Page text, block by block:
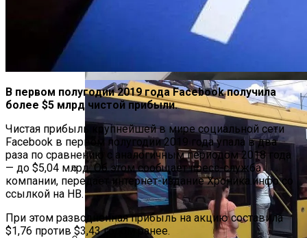
На Какую Зарплату Могут
Рассчитывать Украинцы За Рубежом:
Советы Для Беженцев
SkyUp Запустит Новые Рейсы По
В первом полугодии 2019 года Facebook получила
более $5 млрд чистой прибыли.
Чистая прибыль крупнейшей в мире социальной сети
Facebook в первом полугодии 2019 года упала в два
раза по сравнению с аналогичным периодом 2018 года
— до $5,04 млрд. Об этом сообщает пресс-служба
компании, передает интернет-издание Хроника.инфо со
ссылкой на НВ.
При этом разводненная прибыль на акцию составила
$1,76 против $3,43 годом ранее.